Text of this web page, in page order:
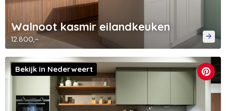
Walnoot kasmir eilandkeuken
12.800,-
Bekijk in Nederweert